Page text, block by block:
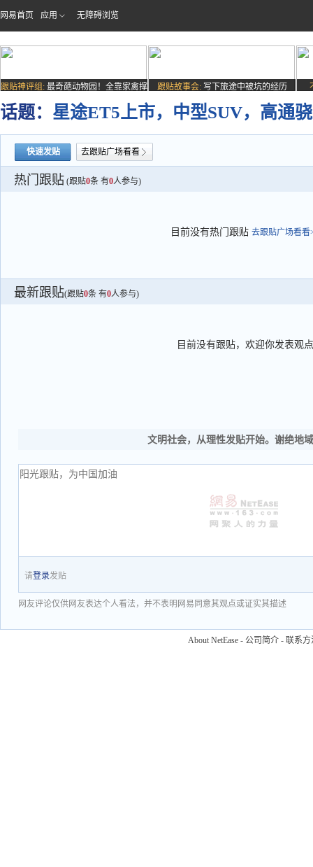
网易首页 应用 无障碍浏览
跟贴神评组: 最奇葩动物园！全靠家禽撑
场子
跟贴故事会: 写下旅途中被坑的经历
话题： 星途ET5上市，中型SUV，高通
快速发贴 去跟贴广场看看
热门跟贴 (跟贴0条 有0人参与)
目前没有热门跟贴 去跟贴广场看看
最新跟贴(跟贴0条 有0人参与)
目前没有跟贴，欢迎你发表观点
文明社会，从理性发贴开始。谢绝地
请登录发贴
网友评论仅供网友表达个人看法，并不表明网易同意其观点或证实其描述
About NetEase - 公司简介 - 联系方